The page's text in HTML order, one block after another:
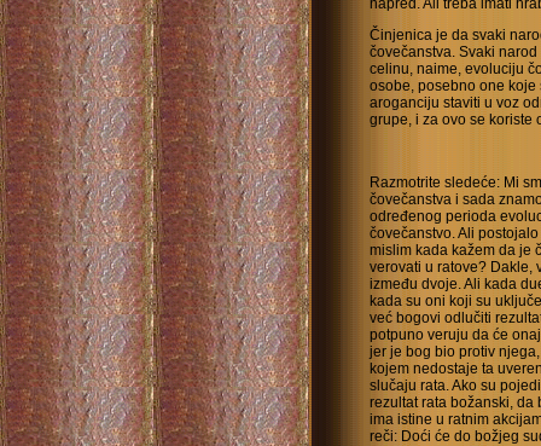
napred. Ali treba imati
Činjenica je da svaki
čovečanstva. Svaki
celinu, naime, evoluciju
osobe, posebno one
aroganciju staviti u voz
grupe, i za ovo se koriste
Razmotrite sledeće: Mi
čovečanstva i sada
određenog perioda
čovečanstvo. Ali
mislim kada kažem da je
verovati u ratove? Dakle,
između dvoje. Ali kada
kada su oni koji su
već bogovi odlučiti
potpuno veruju da će
jer je bog bio protiv
kojem nedostaje ta
slučaju rata. Ako su
rezultat rata božanski, da
ima istine u ratnim
reči: Doći će do božjeg